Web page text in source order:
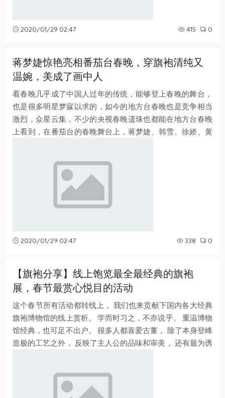
2020/01/29 02:47 415 0
蒋梦婕惊艳亮相番茄台春晚，穿旗袍清纯又
温婉，美成了画中人
看春晚几乎成了中国人过年的传统，能够登上春晚的舞台，
也是很多明星梦寐以求的，如今的地方台春晚也是竞争相当
激烈，众星云集，不少的央视春晚遗珠也都能在地方台春晚
上看到，在番茄台的春晚舞台上，蒋梦婕、韩雪、徐娇、黄
2020/01/29 02:47 338 0
【旗袍分享】线上饱览最全最经典的旗袍
展，春节最赏心悦目的活动
这个春节所有活动都转线上， 我们也来贡献下国内各大经典
旗袍博物馆的线上赏析。 学而时习之，不亦说乎。 重温博物
馆经典，也可足不出户。 很多人都喜爱古董， 除了本身登峰
造极的工艺之外， 反映了主人公的品味和审美， 还有最为诱